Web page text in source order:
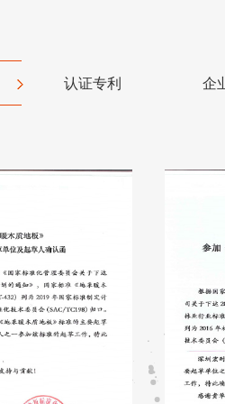
认证专利 企